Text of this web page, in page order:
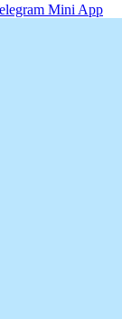
Mini App